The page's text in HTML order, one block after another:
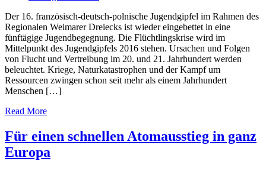
Der 16. französisch-deutsch-polnische Jugendgipfel im Rahmen des
Regionalen Weimarer Dreiecks ist wieder eingebettet in eine
fünftägige Jugendbegegnung. Die Flüchtlingskrise wird im
Mittelpunkt des Jugendgipfels 2016 stehen. Ursachen und Folgen
von Flucht und Vertreibung im 20. und 21. Jahrhundert werden
beleuchtet. Kriege, Naturkatastrophen und der Kampf um
Ressourcen zwingen schon seit mehr als einem Jahrhundert
Menschen […]
Read More
Für einen schnellen Atomausstieg in ganz
Europa